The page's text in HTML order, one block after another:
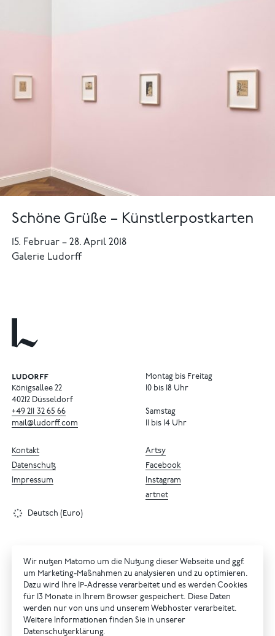
Schöne Grüße – Künstlerpostkarten
15. Februar–28. April 2018
Galerie Ludorff
Königsallee 22
40212 Düsseldorf
+49 211 32 65 66
mail@ludorff.com
Montag bis Freitag
10 bis 18 Uhr
Samstag
11 bis 14 Uhr
Artsy
Facebook
Instagram
artnet
Kontakt
Datenschutz
Impressum
Deutsch (Euro)
Wir nutzen Matomo um die Nutzung dieser Webseite und ggf.
um Marketing-Maßnahmen zu analysieren und zu optimieren.
Dazu wird Ihre IP-Adresse verarbeitet und es werden Cookies
für 13 Monate in Ihrem Browser gespeichert. Diese Daten
werden nur von uns und unserem Webhoster verarbeitet.
Weitere Informationen finden Sie in unserer
Datenschutzerklärung.